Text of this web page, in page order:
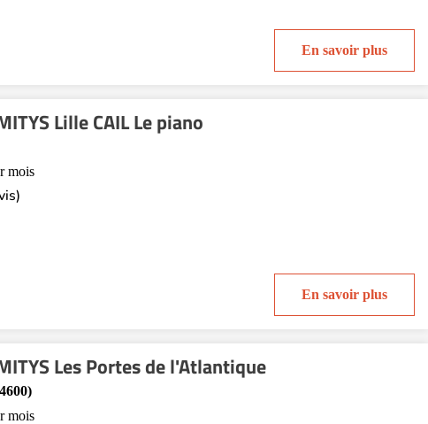
En savoir plus
Lille CAIL Le piano
mois
En savoir plus
Les Portes de l'Atlantique
mois